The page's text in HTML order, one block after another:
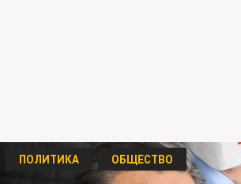
ПОЛИТИКА ОБЩЕСТВО